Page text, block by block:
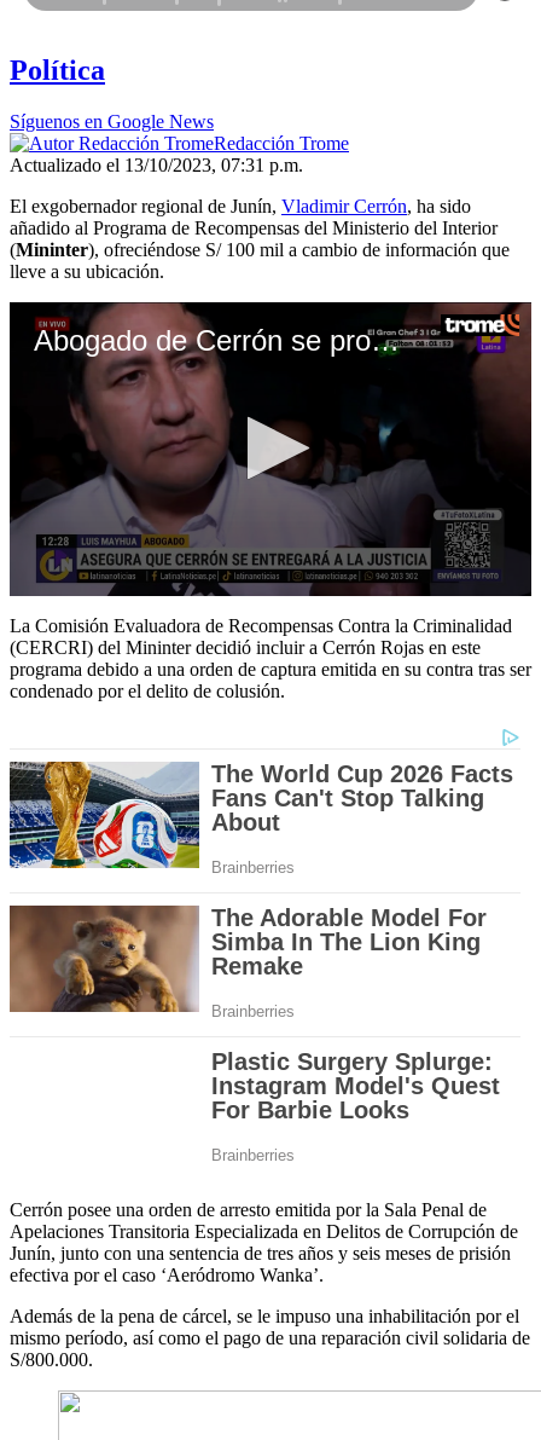
Política
Síguenos en Google News
Redacción Trome
Actualizado el 13/10/2023, 07:31 p.m.
El exgobernador regional de Junín, Vladimir Cerrón, ha sido
añadido al Programa de Recompensas del Ministerio del Interior
(Mininter), ofreciéndose S/ 100 mil a cambio de información que
lleve a su ubicación.
Abogado de Cerrón se pronuncia tras sentencia
seconds
of
1
minute,
29
La Comisión Evaluadora de Recompensas Contra la Criminalidad
(CERCRI) del Mininter decidió incluir a Cerrón Rojas en este
programa debido a una orden de captura emitida en su contra tras ser
condenado por el delito de colusión.
Cerrón posee una orden de arresto emitida por la Sala Penal de
Apelaciones Transitoria Especializada en Delitos de Corrupción de
Junín, junto con una sentencia de tres años y seis meses de prisión
efectiva por el caso ‘Aeródromo Wanka’.
Además de la pena de cárcel, se le impuso una inhabilitación por el
mismo período, así como el pago de una reparación civil solidaria de
S/800.000.